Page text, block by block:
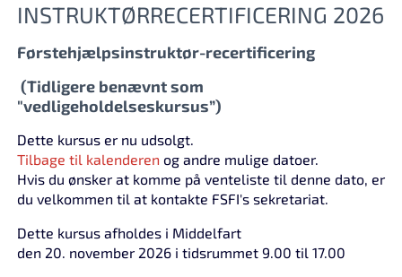
INSTRUKTØRRECERTIFICERING 2026
Førstehjælpsinstruktør-recertificering
(Tidligere benævnt som
"vedligeholdelseskursus”)
Dette kursus er nu udsolgt.
Tilbage til kalenderen og andre mulige datoer.
Hvis du ønsker at komme på venteliste til denne dato, er
du velkommen til at kontakte FSFI's sekretariat.
Dette kursus afholdes i Middelfart
den 20. november 2026 i tidsrummet 9.00 til 17.00